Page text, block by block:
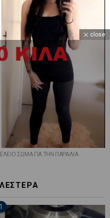
ΣΩΜΑ ΓΙΑ ΤΗΝ ΠΑΡΑΛΙΑ
close